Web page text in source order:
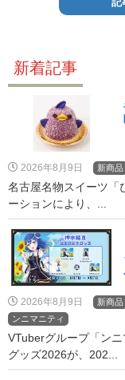
新着記事
2026年8月9日 新商品
名古屋名物スイーツ「
ーションにより、...
2026年8月9日 新商品
ンニマニティ
VTuberグループ「ン
グッズ2026が、202...